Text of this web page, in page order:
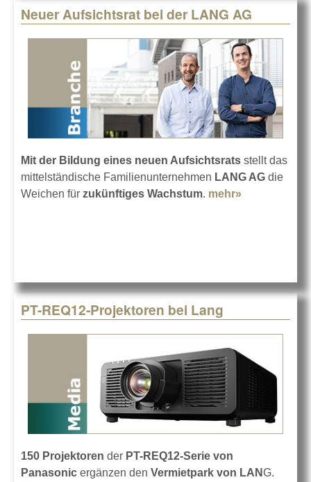
Neuer Aufsichtsrat bei der LANG AG
Mit der Bildung eines neuen Aufsichtsrats stellt das
mittelständische Familienunternehmen LANG AG die
Weichen für zukünftiges Wachstum. mehr»
PT-REQ12-Projektoren bei Lang
150 Projektoren der PT-REQ12-Serie von
Panasonic ergänzen den Vermietpark von LANG.